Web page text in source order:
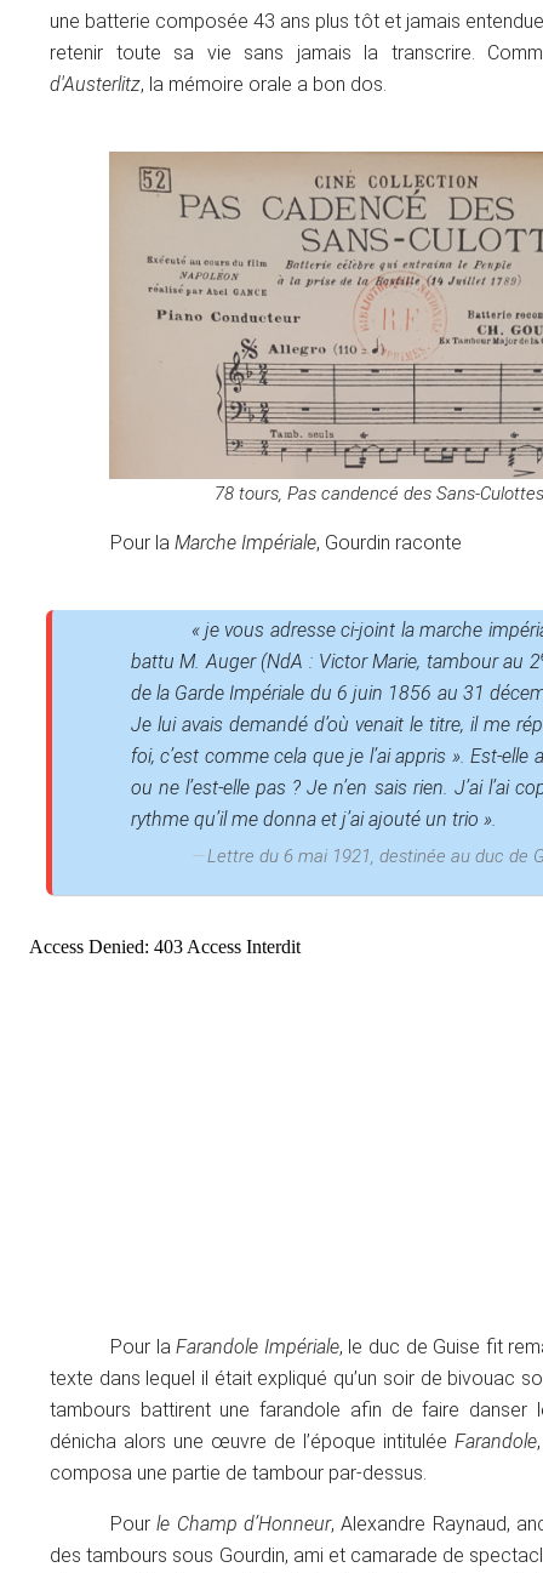
une batterie composée 43 ans plus tôt et jamais
retenir toute sa vie sans jamais la transcrire.
d'Austerlitz, la mémoire orale a bon dos.
78 tours, Pas candencé des Sans-Culottes
Pour la Marche Impériale, Gourdin raconte
« je vous adresse ci-joint la marche
battu M. Auger (NdA : Victor Marie, tambour au 2
de la Garde Impériale du 6 juin 1856 au 31
Je lui avais demandé d’où venait le titre, il me
foi, c’est comme cela que je l’ai appris ». Est-elle
ou ne l’est-elle pas ? Je n’en sais rien. J’ai l’ai
rythme qu’il me donna et j’ai ajouté un trio ».
Lettre du 6 mai 1921, destinée au duc de
Pour laFarandole Impériale, le duc de Guise fit
texte dans lequel il était expliqué qu’un soir de bivouac
tambours battirent une farandole afin de faire danser
dénicha alors une œuvre de l’époque intitulée Farandole
composa une partie de tambour par-dessus.
Pourle Champ d’Honneur, Alexandre Raynaud,
des tambours sous Gourdin, ami et camarade de